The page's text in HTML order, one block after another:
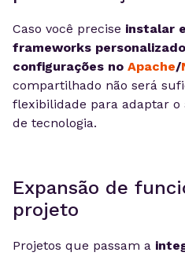
Caso você precise instalar
frameworks
configurações no Apache/
compartilhado não será
flexibilidade para adaptar
de tecnologia.
Expansão de
projeto
Projetos que passam a